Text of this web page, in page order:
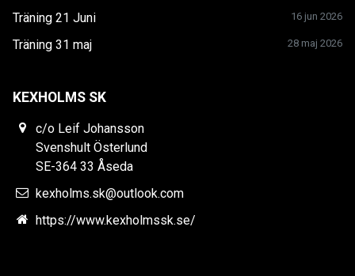
Träning 21 Juni 16 jun 2026
Träning 31 maj 28 maj 2026
KEXHOLMS SK
c/o Leif Johansson
Svenshult Österlund
SE-364 33 Åseda
kexholms.sk@outlook.com
https://www.kexholmssk.se/